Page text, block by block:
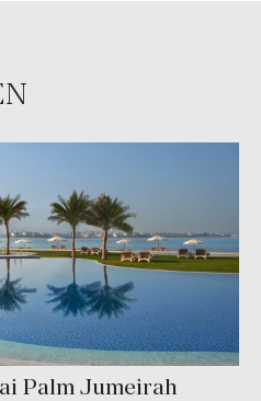
Palm Jumeirah